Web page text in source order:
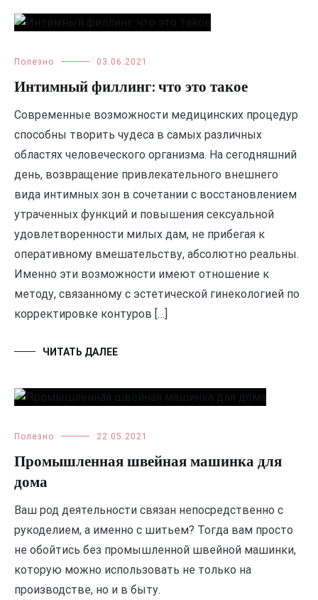
Полезно 03.06.2021
Интимный филлинг: что это такое
Современные возможности медицинских процедур
способны творить чудеса в самых различных
областях человеческого организма. На сегодняшний
день, возвращение привлекательного внешнего
вида интимных зон в сочетании с восстановлением
утраченных функций и повышения сексуальной
удовлетворенности милых дам, не прибегая к
оперативному вмешательству, абсолютно реальны.
Именно эти возможности имеют отношение к
методу, связанному с эстетической гинекологией по
корректировке контуров […]
ЧИТАТЬ ДАЛЕЕ
Полезно 22.05.2021
Промышленная швейная машинка для
дома
Ваш род деятельности связан непосредственно с
рукоделием, а именно с шитьем? Тогда вам просто
не обойтись без промышленной швейной машинки,
которую можно использовать не только на
производстве, но и в быту.